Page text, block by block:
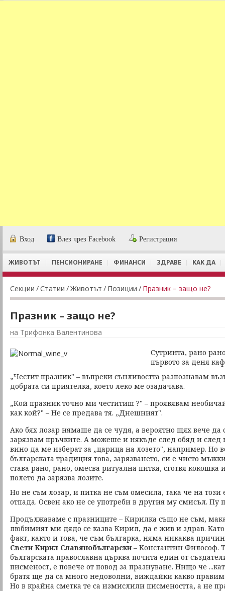
Вход Влез чрез Facebook Регистрация
ЖИВОТЪТ ПЕНСИОНИРАНЕ ФИНАНСИ ЗДРАВЕ КАК ДА
Секции /Статии /Животът / Позиции / Празник – защо не?
Празник – защо не?
на Трифонка Валентинова
Сутринта, рано
първото за деня
„Честит празник" – въпреки сънливостта разпознавам
добрата си приятелка, което леко ме озадачава.
„Кой празник точно ми честитиш ?" – проявявам
как кой?" – Не се предава тя. „Днешният".
Ако бях лозар нямаше да се чудя, а вероятно щях вече да
зарязвам пръчките. А можеше и някъде след обяд и след
вино да ме изберат за „царица на лозето", например. Но
българската традиция това, зарязването, си е чисто
става рано, рано, омесва ритуална питка, сготвя
полето да зарязва лозите.
Но не съм лозар, и питка не съм омесила, така че на този
отпада. Освен ако не се употреби в другия му смисъл. Пу
Продължаваме с празниците – Кирилка също не съм,
любимият ми дядо се казва Кирил, да е жив и здрав.
факт, както и това, че съм българка, няма никаква
Свети Кирил Славянобългарски– Константин Философ.
българската православна църква почита един от
писменост, е повече от повод за празнуване. Нищо че
братя ще да са много недоволни, виждайки какво правим
Но в крайна сметка те са измислили писмеността, а не